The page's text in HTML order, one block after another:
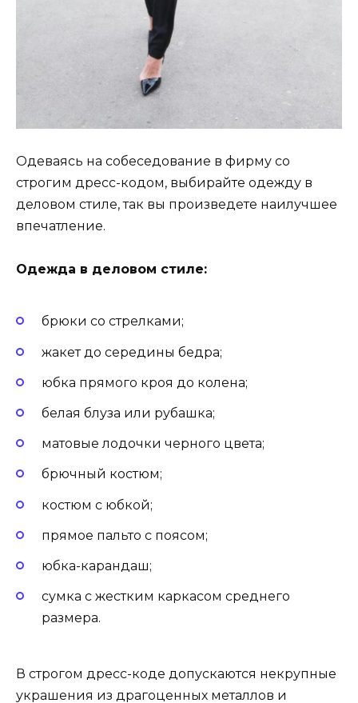
Одеваясь на собеседование в фирму со
строгим дресс-кодом, выбирайте одежду в
деловом стиле, так вы произведете наилучшее
впечатление.
Одежда в деловом стиле:
брюки со стрелками;
жакет до середины бедра;
юбка прямого кроя до колена;
белая блуза или рубашка;
матовые лодочки черного цвета;
брючный костюм;
костюм с юбкой;
прямое пальто с поясом;
юбка-карандаш;
сумка с жестким каркасом среднего
размера.
В строгом дресс-коде допускаются некрупные
украшения из драгоценных металлов и